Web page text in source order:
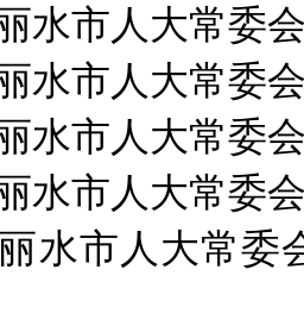
水市人大常委
水市人大常委
水市人大常委
水市人大常委
水市人大常委